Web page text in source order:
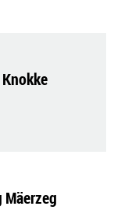
Mäerzeg